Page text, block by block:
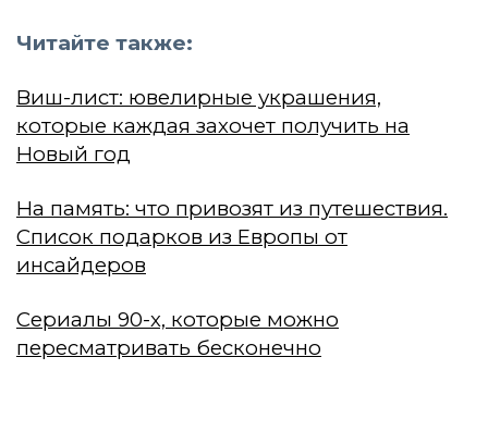
Читайте также:
Виш-лист: ювелирные украшения,
которые каждая захочет получить на
Новый год
На память: что привозят из путешествия.
Список подарков из Европы от
инсайдеров
Сериалы 90-х, которые можно
пересматривать бесконечно